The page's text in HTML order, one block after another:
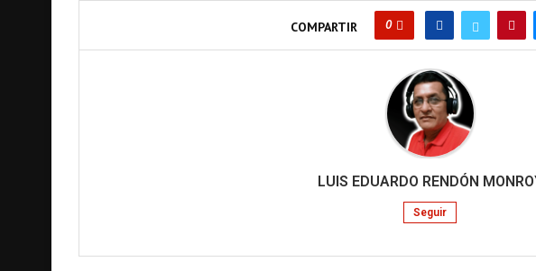
COMPARTIR 0
LUIS EDUARDO RENDÓN
Seguir